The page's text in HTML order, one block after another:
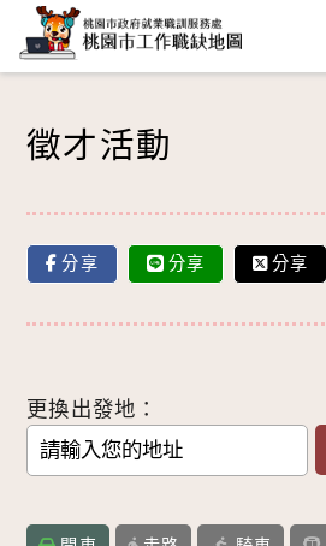
跳到主要內容
徵才活動
分享 分享 分享
更換出發地：